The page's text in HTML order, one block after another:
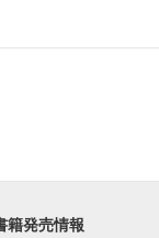
は裏腹に
の婚約は破棄させて
籍発売情報